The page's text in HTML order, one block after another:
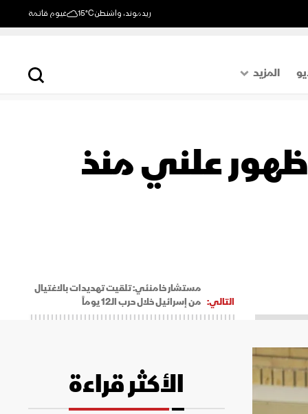
ريدموند، واشنطن15°C غيوم قاتمة
المزيد
اقتصاد
رياضة
علني منذ
التالي:
مستشار خامنئي: تلقيت تهديدات بالاغتيال
من إسرائيل خلال حرب الـ12 يوماً
الأكثر قراءة